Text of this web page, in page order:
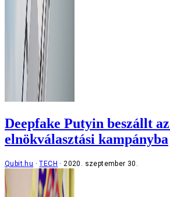
Deepfake Putyin beszállt
elnökválasztási kampányba
Qubit.hu TECH 2020. szeptember 30.